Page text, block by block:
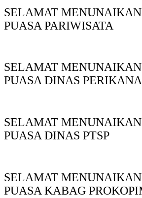
SELAMAT
PUASA PARIWISATA
SELAMAT
PUASA DINAS
SELAMAT
PUASA DINAS PTSP
SELAMAT
PUASA KABAG